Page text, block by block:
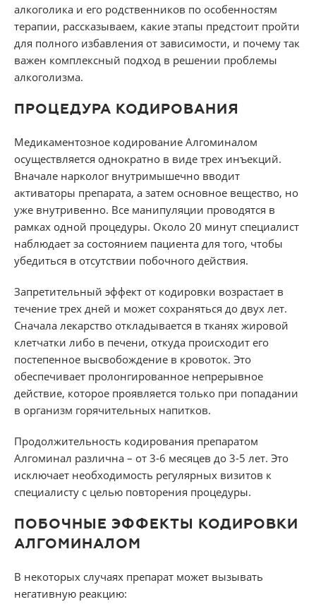
алкоголика и его родственников по особенностям
терапии, рассказываем, какие этапы предстоит пройти
для полного избавления от зависимости, и почему так
важен комплексный подход в решении проблемы
алкоголизма.
ПРОЦЕДУРА КОДИРОВАНИЯ
Медикаментозное кодирование Алгоминалом
осуществляется однократно в виде трех инъекций.
Вначале нарколог внутримышечно вводит
активаторы препарата, а затем основное вещество, но
уже внутривенно. Все манипуляции проводятся в
рамках одной процедуры. Около 20 минут специалист
наблюдает за состоянием пациента для того, чтобы
убедиться в отсутствии побочного действия.
Запретительный эффект от кодировки возрастает в
течение трех дней и может сохраняться до двух лет.
Сначала лекарство откладывается в тканях жировой
клетчатки либо в печени, откуда происходит его
постепенное высвобождение в кровоток. Это
обеспечивает пролонгированное непрерывное
действие, которое проявляется только при попадании
в организм горячительных напитков.
Продолжительность кодирования препаратом
Алгоминал различна – от 3-6 месяцев до 3-5 лет. Это
исключает необходимость регулярных визитов к
специалисту с целью повторения процедуры.
ПОБОЧНЫЕ ЭФФЕКТЫ КОДИРОВКИ
АЛГОМИНАЛОМ
В некоторых случаях препарат может вызывать
негативную реакцию: